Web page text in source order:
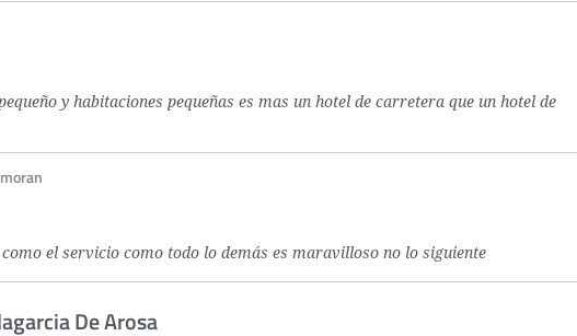
y habitaciones pequeñas es mas un hotel de carretera que un hotel de
el servicio como todo lo demás es maravilloso no lo siguiente
De Arosa